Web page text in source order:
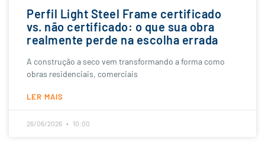
Perfil Light Steel Frame certificado
vs. não certificado: o que sua obra
realmente perde na escolha errada
A construção a seco vem transformando a forma como
obras residenciais, comerciais
LER MAIS
26/06/2026 10:00